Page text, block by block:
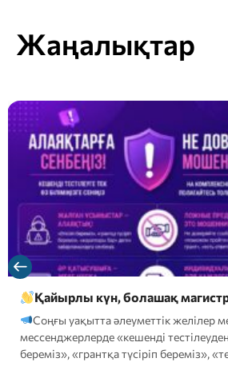
Жаңалықтар
ТАМЫЗ АЙЫНДАҒЫ ҰБТ
Тамыз айындағы
өтініштерді қабылдау 2026 жылғы 25
тамыз аралығында…